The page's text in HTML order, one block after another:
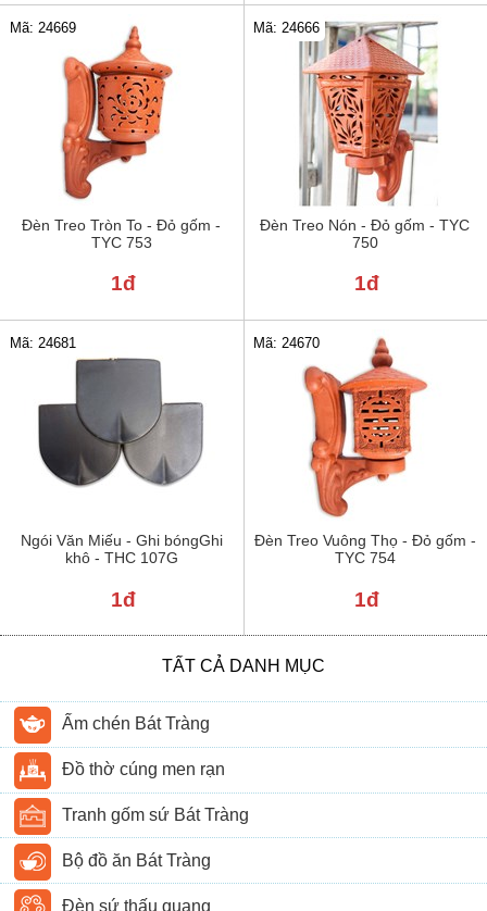
Đèn Treo Tròn To - Đỏ gốm -
TYC 753
Mã: 24669
1đ
Đèn Treo Nón - Đỏ gốm - TYC
750
Mã: 24666
1đ
Ngói Văn Miếu - Ghi bóngGhi
khô - THC 107G
Mã: 24681
1đ
Đèn Treo Vuông Thọ - Đỏ gốm -
TYC 754
Mã: 24670
1đ
TẤT CẢ DANH MỤC
Ấm chén Bát Tràng
Đồ thờ cúng men rạn
Tranh gốm sứ Bát Tràng
Bộ đồ ăn Bát Tràng
Đèn sứ thấu quang